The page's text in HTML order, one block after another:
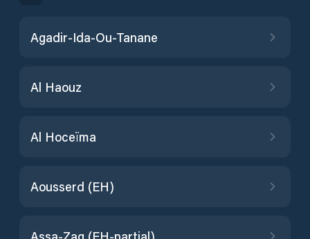
Agadir-Ida-Ou-Tanane
Al Haouz
Al Hoceïma
Aousserd (EH)